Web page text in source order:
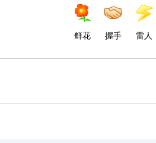
鲜花 握手 雷人